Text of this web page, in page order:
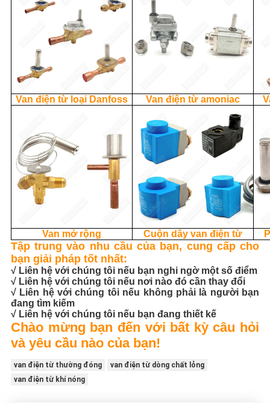
Van điện từ loại Danfoss Van điện từ amoniac
Van mở rộng Cuộn dây van điện từ
Tập trung vào nhu cầu của bạn, cung cấp cho
bạn giải pháp tốt nhất:
√ Liên hệ với chúng tôi nếu bạn nghi ngờ một số điểm
√ Liên hệ với chúng tôi nếu nơi nào đó cần thay đổi
√ Liên hệ với chúng tôi nếu không phải là người bạn
đang tìm kiếm
√ Liên hệ với chúng tôi nếu bạn đang thiết kế
Chào mừng bạn đến với bất kỳ câu hỏi
và yêu cầu nào của bạn!
van điện từ thường đóng
van điện từ dòng chất lỏng
van điện từ khí nóng